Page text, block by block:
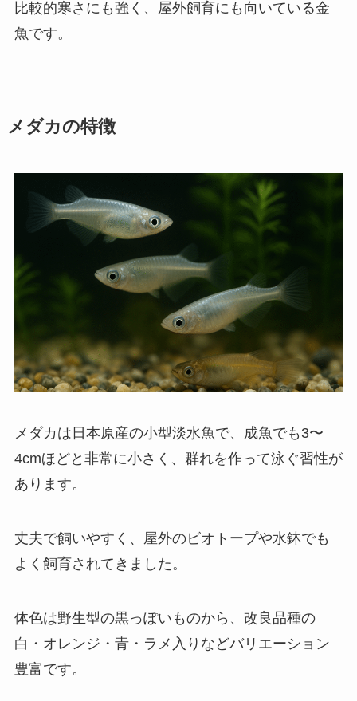
比較的寒さにも強く、屋外飼育にも向いている金
魚です。
メダカの特徴
メダカは日本原産の小型淡水魚で、成魚でも3〜
4cmほどと非常に小さく、群れを作って泳ぐ習性が
あります。
丈夫で飼いやすく、屋外のビオトープや水鉢でも
よく飼育されてきました。
体色は野生型の黒っぽいものから、改良品種の
白・オレンジ・青・ラメ入りなどバリエーション
豊富です。